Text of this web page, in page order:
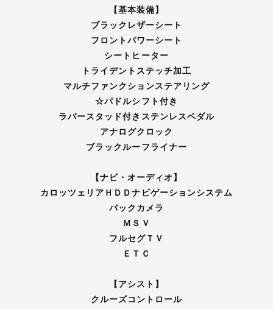
【基本装備】
ブラックレザーシート
フロントパワーシート
シートヒーター
トライデントステッチ加工
マルチファンクションステアリング
☆パドルシフト付き
ラバースタッド付きステンレスペダル
アナログクロック
ブラックルーフライナー
【ナビ・オーディオ】
カロッツェリアＨＤＤナビゲーションシステム
バックカメラ
ＭＳＶ
フルセグＴＶ
ＥＴＣ
【アシスト】
クルーズコントロール